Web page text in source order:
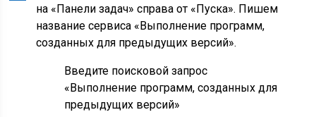
на «Панели задач» справа от «Пуска». Пишем
название сервиса «Выполнение программ,
созданных для предыдущих версий».
Введите поисковой запрос
«Выполнение программ, созданных для
предыдущих версий»